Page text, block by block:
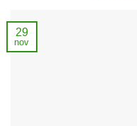
29
nov